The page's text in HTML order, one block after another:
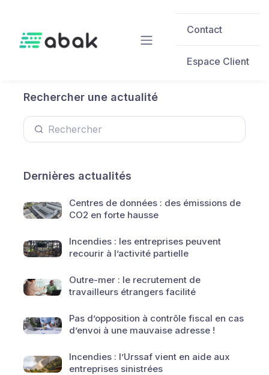
Contact
Espace Client
Rechercher une actualité
Dernières actualités
Centres de données : des émissions de
CO2 en forte hausse
Incendies : les entreprises peuvent
recourir à l’activité partielle
Outre-mer : le recrutement de
travailleurs étrangers facilité
Pas d’opposition à contrôle fiscal en cas
d’envoi à une mauvaise adresse !
Incendies : l’Urssaf vient en aide aux
entreprises sinistrées